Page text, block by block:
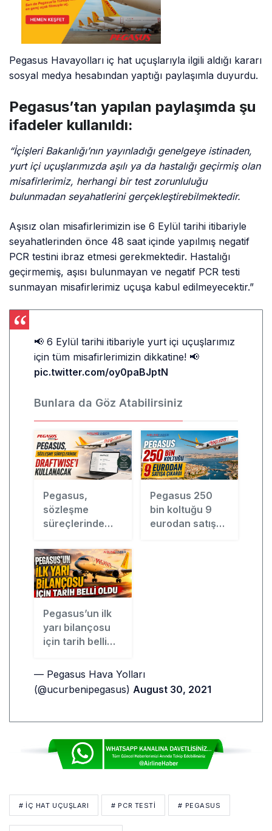
Pegasus Havayolları iç hat uçuşlarıyla ilgili aldığı kararı
sosyal medya hesabından yaptığı paylaşımla duyurdu.
Pegasus’tan yapılan paylaşımda şu
ifadeler kullanıldı:
“İçişleri Bakanlığı’nın yayınladığı genelgeye istinaden,
yurt içi uçuşlarımızda aşılı ya da hastalığı geçirmiş olan
misafirlerimiz, herhangi bir test zorunluluğu
bulunmadan seyahatlerini gerçekleştirebilmektedir.
Aşısız olan misafirlerimizin ise 6 Eylül tarihi itibariyle
seyahatlerinden önce 48 saat içinde yapılmış negatif
PCR testini ibraz etmesi gerekmektedir. Hastalığı
geçirmemiş, aşısı bulunmayan ve negatif PCR testi
sunmayan misafirlerimiz uçuşa kabul edilmeyecektir.”
📢 6 Eylül tarihi itibariyle yurt içi uçuşlarımız
için tüm misafirlerimizin dikkatine! 📢
pic.twitter.com/oy0paBJptN
Bunlara da Göz Atabilirsiniz
Pegasus,
sözleşme
süreçlerinde
kullanacak
Pegasus 250
bin koltuğu 9
eurodan satışa
Pegasus’un ilk
yarı bilançosu
için tarih belli
— Pegasus Hava Yolları
(@ucurbenipegasus) August 30, 2021
# IÇ HAT UÇUŞLARI # PCR TESTI # PEGASUS